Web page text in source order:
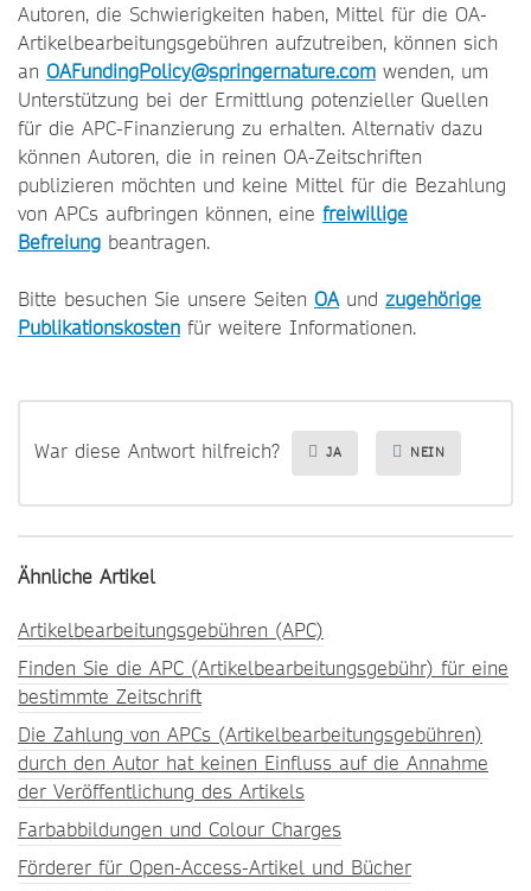
Autoren, die Schwierigkeiten haben, Mittel für die OA-
Artikelbearbeitungsgebühren aufzutreiben, können sich
an OAFundingPolicy@springernature.com wenden, um
Unterstützung bei der Ermittlung potenzieller Quellen
für die APC-Finanzierung zu erhalten. Alternativ dazu
können Autoren, die in reinen OA-Zeitschriften
publizieren möchten und keine Mittel für die Bezahlung
von APCs aufbringen können, eine freiwillige
Befreiung beantragen.
Bitte besuchen Sie unsere Seiten OAund zugehörige
Publikationskosten für weitere Informationen.
War diese Antwort hilfreich? JA NEIN
Ähnliche Artikel
Artikelbearbeitungsgebühren (APC)
Finden Sie die APC (Artikelbearbeitungsgebühr) für eine
bestimmte Zeitschrift
Die Zahlung von APCs (Artikelbearbeitungsgebühren)
durch den Autor hat keinen Einfluss auf die Annahme
der Veröffentlichung des Artikels
Farbabbildungen und Colour Charges
Förderer für Open-Access-Artikel und Bücher